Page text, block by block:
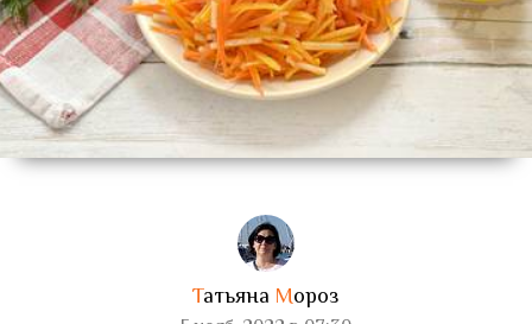
Татьяна Мороз